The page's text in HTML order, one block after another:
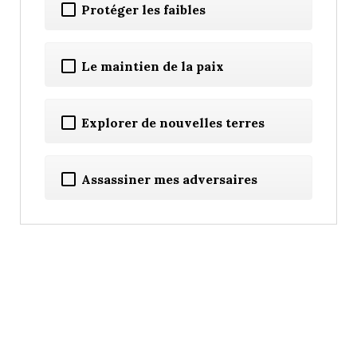
Protéger les faibles
Le maintien de la paix
Explorer de nouvelles terres
Assassiner mes adversaires